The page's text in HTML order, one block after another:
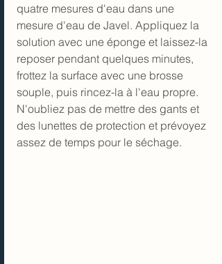
quatre mesures d'eau dans une
mesure d'eau de Javel. Appliquez la
solution avec une éponge et laissez-la
reposer pendant quelques minutes,
frottez la surface avec une brosse
souple, puis rincez-la à l'eau propre.
N'oubliez pas de mettre des gants et
des lunettes de protection et prévoyez
assez de temps pour le séchage.